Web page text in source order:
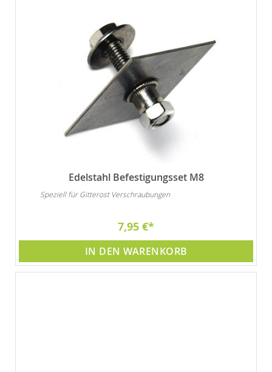
Edelstahl Befestigungsset M8
Speziell für Gitterost Verschraubungen
7,95 €
IN DEN WARENKORB